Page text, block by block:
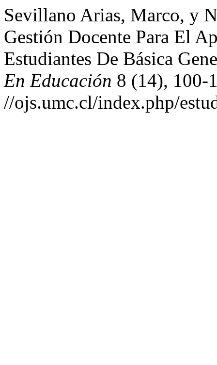
Sevillano Arias, Marco, y
Gestión Docente Para El
Estudiantes De Básica
En Educación 8 (14), 100-
//ojs.umc.cl/index.php/